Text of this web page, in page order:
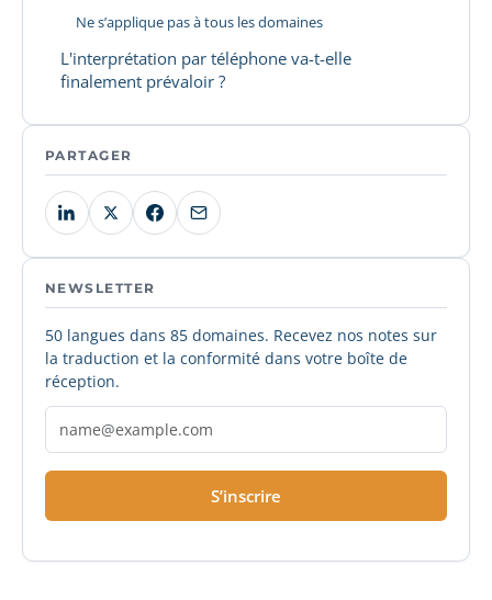
Ne s’applique pas à tous les domaines
L'interprétation par téléphone va-t-elle
finalement prévaloir ?
PARTAGER
NEWSLETTER
50 langues dans 85 domaines. Recevez nos notes sur
la traduction et la conformité dans votre boîte de
réception.
S’inscrire